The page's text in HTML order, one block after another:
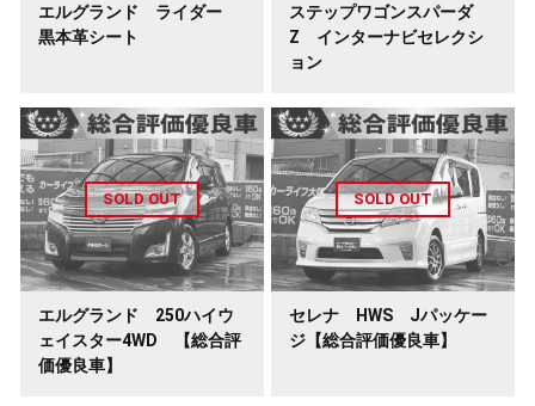
エルグランド ライダー
黒本革シート
ステップワゴンスパーダ
Z インターナビセレクシ
ョン
エルグランド 250ハイウ
ェイスター4WD 【総合評
価優良車】
セレナ HWS Jパッケー
ジ【総合評価優良車】